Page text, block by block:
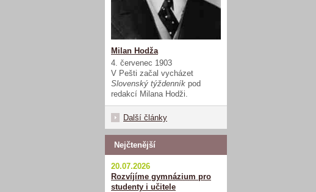
Milan Hodža
4. červenec 1903
V Pešti začal vycházet
Slovenský týždenník pod
redakcí Milana Hodži.
Další články
Nejčtenější
20.07.2026
Rozvíjíme gymnázium pro
studenty i učitele